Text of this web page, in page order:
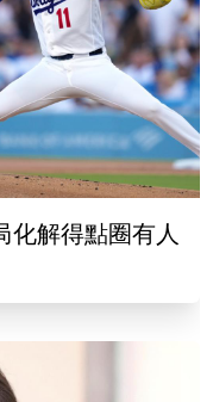
化解得點圈有人